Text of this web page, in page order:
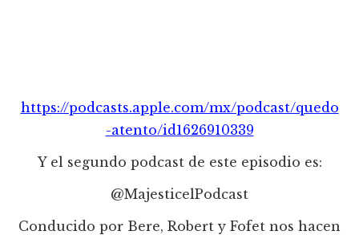
https://podcasts.apple.com/mx/podcast/quedo
-atento/id1626910339
Y el segundo podcast de este episodio es:
@MajesticelPodcast
Conducido por Bere, Robert y Fofet nos hacen